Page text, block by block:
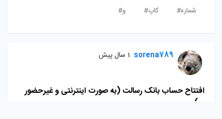
شماره# کاپ# و#
sorena789 1 سال پیش
افتتاح حساب بانک رسالت (به صورت اینترنتی و غیرحضور
ی)